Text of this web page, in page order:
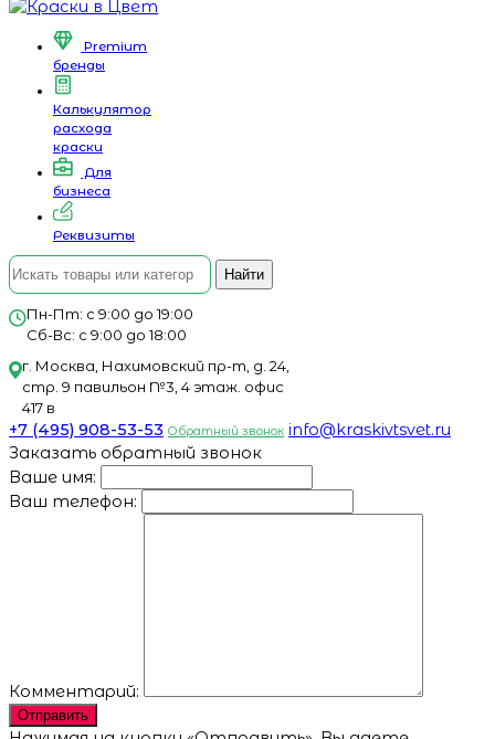
Premium
бренды
Калькулятор
расхода
краски
Для
бизнеса
Реквизиты
Найти
Пн-Пт: с 9:00 до 19:00
Сб-Вс: с 9:00 до 18:00
г. Москва, Нахимовский пр-т, д. 24,
стр. 9 павильон №3, 4 этаж. офис
417 в
+7 (495) 908-53-53 Обратный звонок info@kraskivtsvet.ru
Заказать обратный звонок
Ваше имя:
Ваш телефон:
Комментарий:
Отправить